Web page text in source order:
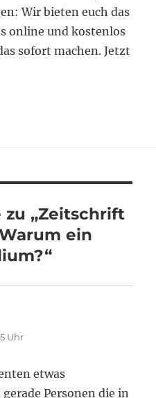
Wir bieten euch das
online und kostenlos
sofort machen. Jetzt
zu „Zeitschrift
ein
Uhr
etwas
Personen die in